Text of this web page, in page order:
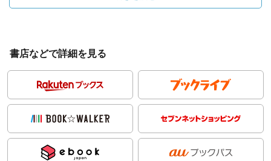
書店などで詳細を見る